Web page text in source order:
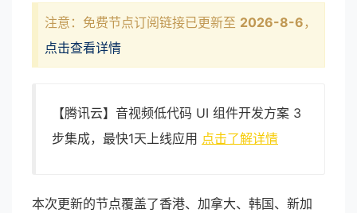
注意：免费节点订阅链接已更新至 2026-8-6 ，
点击查看详情
【腾讯云】音视频低代码 UI 组件开发方案 3
步集成，最快1天上线应用 点击了解详情
本次更新的节点覆盖了香港、加拿大、韩国、新加